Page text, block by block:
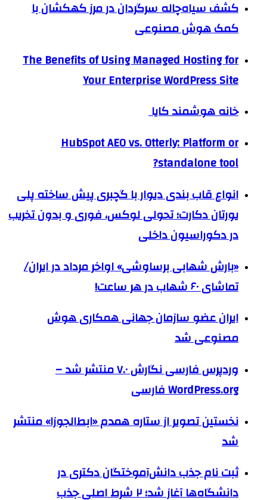
کشف سیاه‌چاله سرگردان در مرز کهکشان با
کمک هوش مصنوعی
The Benefits of Using Managed Hosting for
Your Enterprise WordPress Site
خانه هوشمند کایا
HubSpot AEO vs. Otterly: Platform or
standalone tool?
انواع قاب بندی دیوار با گچبری پیش ساخته پلی
یورتان دکارت؛ تحولی لوکس، فوری و بدون تخریب
در دکوراسیون داخلی
«بارش شهابی برساوشی» اواخر مرداد در ایران/
تماشای ۶۰ شهاب در هر ساعت!
ایران عضو سازمان جهانی همکاری هوش
مصنوعی شد
وردپرس فارسی نگارش ۷.۰ منتشر شد –
WordPress.org فارسی
نخستین تصویر از ستاره همدم «ابط‌الجوزا» منتشر
شد
ثبت نام جذب دانش‌آموختگان دکتری در
دانشگاه‌ها آغاز شد؛ ۲ شرط اصلی جذب